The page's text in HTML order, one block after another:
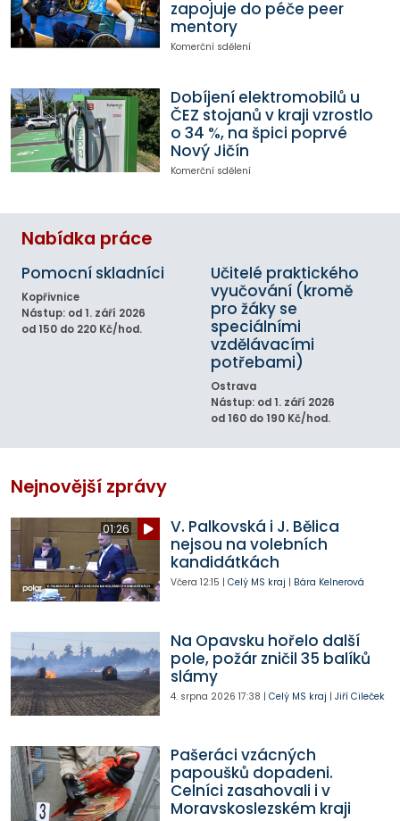
zapojuje do péče peer
mentory
Komerční sdělení
Dobíjení elektromobilů u
ČEZ stojanů v kraji vzrostlo
o 34 %, na špici poprvé
Nový Jičín
Komerční sdělení
Nabídka práce
Pomocní skladníci
Kopřivnice
Nástup: od 1. září 2026
od 150 do 220 Kč/hod.
Učitelé praktického
vyučování (kromě
pro žáky se
speciálními
vzdělávacími
potřebami)
Ostrava
Nástup: od 1. září 2026
od 160 do 190 Kč/hod.
Nejnovější zprávy
01:26
V. Palkovská i J. Bělica
nejsou na volebních
kandidátkách
Včera 12:15 | Celý MS kraj | Bára Kelnerová
Na Opavsku hořelo další
pole, požár zničil 35 balíků
slámy
4. srpna 2026 17:38 | Celý MS kraj | Jiří Cileček
Pašeráci vzácných
papoušků dopadeni.
Celníci zasahovali i v
Moravskoslezském kraji